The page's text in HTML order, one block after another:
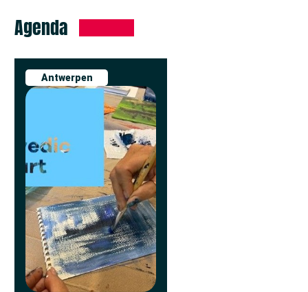
Agenda
Antwerpen